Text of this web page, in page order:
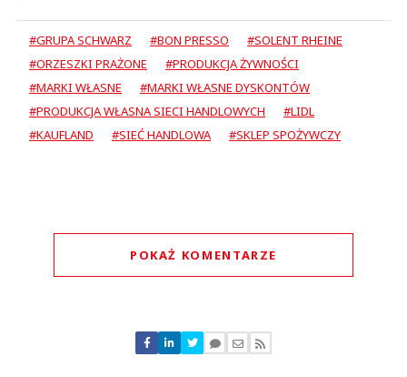
#GRUPA SCHWARZ #BON PRESSO
#SOLENT RHEINE
#ORZESZKI PRAŻONE
#PRODUKCJA ŻYWNOŚCI
#MARKI WŁASNE
#MARKI WŁASNE DYSKONTÓW
#PRODUKCJA WŁASNA SIECI HANDLOWYCH
#LIDL
#KAUFLAND
#SIEĆ HANDLOWA #SKLEP SPOŻYWCZY
POKAŻ KOMENTARZE
Nie znaleziono komentarzy
Zostaw swoje komentarze